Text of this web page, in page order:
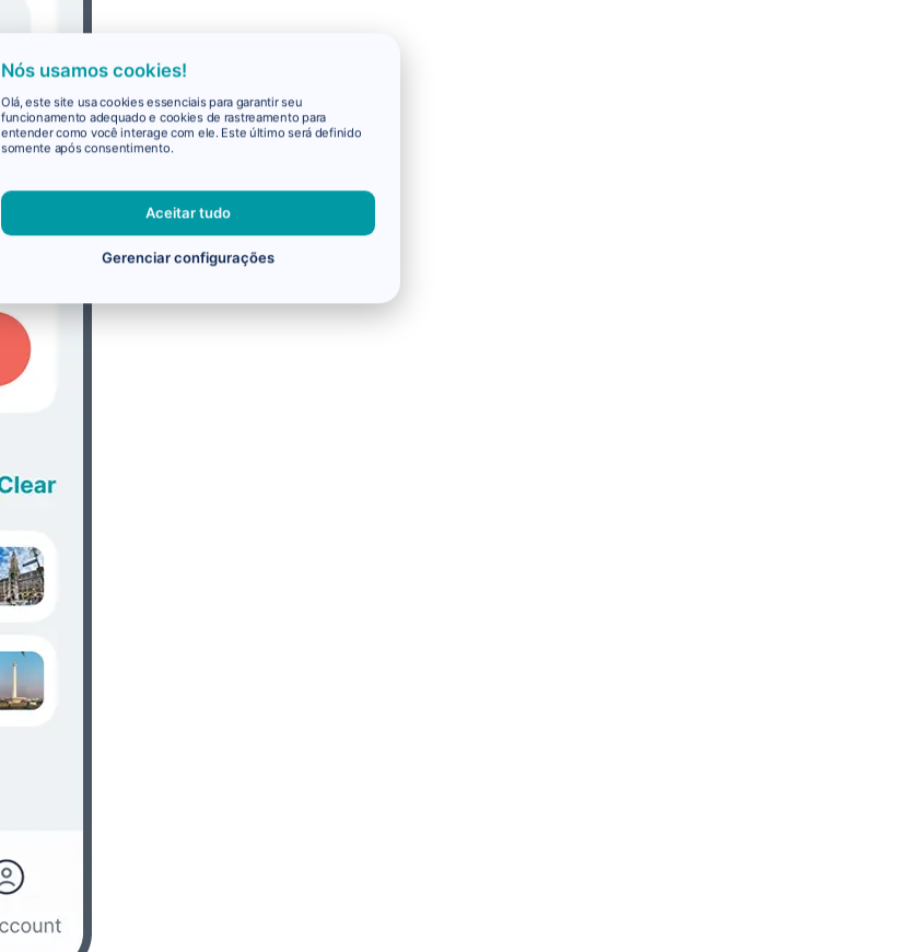
Nós usamos cookies!
Olá, este site usa cookies essenciais para garantir seu
funcionamento adequado e cookies de rastreamento para
entender como você interage com ele. Este último será definido
somente após consentimento.
Aceitar tudo
Gerenciar configurações